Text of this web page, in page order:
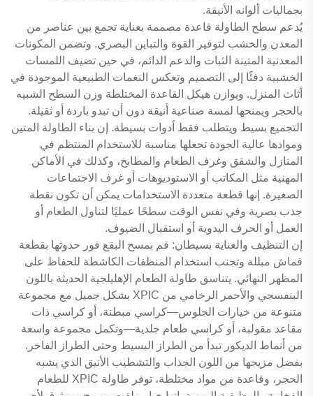
بجماليات ألوانه الأنيقة.
يُدعم سطح الطاولة قاعدة مصممة بعناية تجمع بين عناصر من
المعدن والخشب لتوفير القوة والتباين البصري. وتضمن المكونات
المعدنية المتينة الثبات والدعم الدائم، في حين تضيف اللمسات
الخشبية دفئًا إلى التصميم وتعكس النغمات الطبيعية الموجودة في
أثاث المنزل. ويوازن هيكل القاعدة المختلطة وزن السطح الشبيه
بالحجر ويمنحها لمسة صناعية أنيقة دون أن تبدو باردة أو ثقيلة.
التجميع بسيط ويتطلب فقط أدوات بسيطة. إن بناء الطاولة المتين
وموادها عالية الجودة تجعلها مناسبة للاستخدام المنتظم في
المنازل والشقق وغرف الطعام والمطابخ، وكذلك في الأماكن
المهنية مثل المكاتب أو الاستوديوهات أو غرف الاجتماعات
الصغيرة. إنها قطعة متعددة الاستخدامات يمكن أن تكون نقطة
جذب بصرية وفي نفس الوقت سطحًا عمليًا لتناول الطعام أو
العمل أو الحرف اليدوية أو استقبال الضيوف.
إن التنظيف والعناية بسيطان: قم بمسح البقع فور حدوثها بقطعة
قماش مبللة وتجنب استخدام المنظفات الكاشطة للحفاظ على
المظهر النهائي. يتناسق طاولة الطعام الإهليلجية الحديثة باللون
البنفسجي والأحمر الرخامي من XPIC بشكل جميل مع مجموعة
متنوعة من خيارات الجلوس—كراسي مبطنة، أو كراسي ذات
مقاعد مقولبة، أو كراسي طعام جلدية—وتكمل مجموعة واسعة
من أنماط الديكور تبدأ من الطراز البسيط وحتى الطراز الفاخر.
بفضل مزيجها من اللون الجذاب والتشطيب الأنيق الذي يشبه
الحجر، وقاعدة من مواد مختلطة، توفر طاولة XPIC للطعام